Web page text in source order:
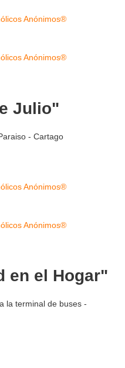
Julio"
- Cartago
en el Hogar"
la terminal de buses -